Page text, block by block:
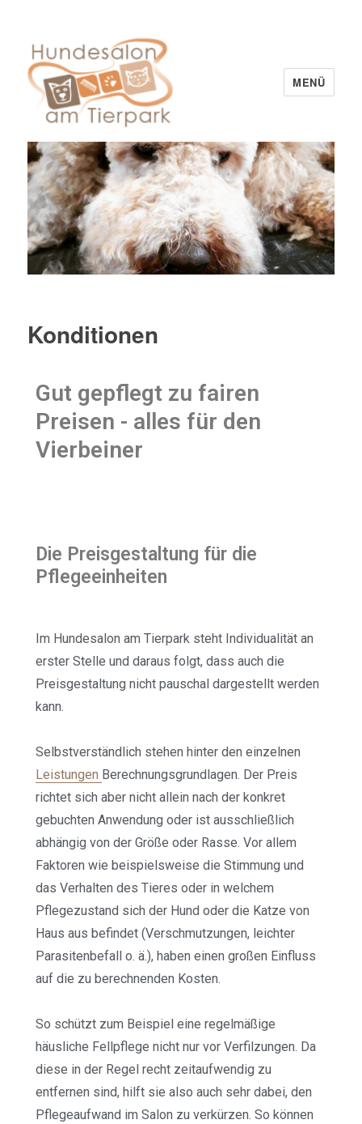
Hundesalon am Tierpark
MENÜ
Konditionen
Gut gepflegt zu fairen
Preisen - alles für den
Vierbeiner
Die Preisgestaltung für die
Pflegeeinheiten
Im Hundesalon am Tierpark steht Individualität an
erster Stelle und daraus folgt, dass auch die
Preisgestaltung nicht pauschal dargestellt werden
kann.
Selbstverständlich stehen hinter den einzelnen
Leistungen Berechnungsgrundlagen. Der Preis
richtet sich aber nicht allein nach der konkret
gebuchten Anwendung oder ist ausschließlich
abhängig von der Größe oder Rasse. Vor allem
Faktoren wie beispielsweise die Stimmung und
das Verhalten des Tieres oder in welchem
Pflegezustand sich der Hund oder die Katze von
Haus aus befindet (Verschmutzungen, leichter
Parasitenbefall o. ä.), haben einen großen Einfluss
auf die zu berechnenden Kosten.
So schützt zum Beispiel eine regelmäßige
häusliche Fellpflege nicht nur vor Verfilzungen. Da
diese in der Regel recht zeitaufwendig zu
entfernen sind, hilft sie also auch sehr dabei, den
Pflegeaufwand im Salon zu verkürzen. So können